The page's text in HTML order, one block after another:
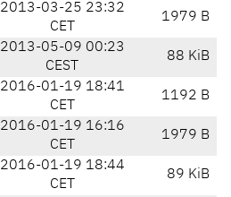
2013-03-25 23:32
CET
1979 B
2013-05-09 00:23
CEST
88 KiB
2016-01-19 18:41
CET
1192 B
2016-01-19 16:16
CET
1979 B
2016-01-19 18:44
CET
89 KiB